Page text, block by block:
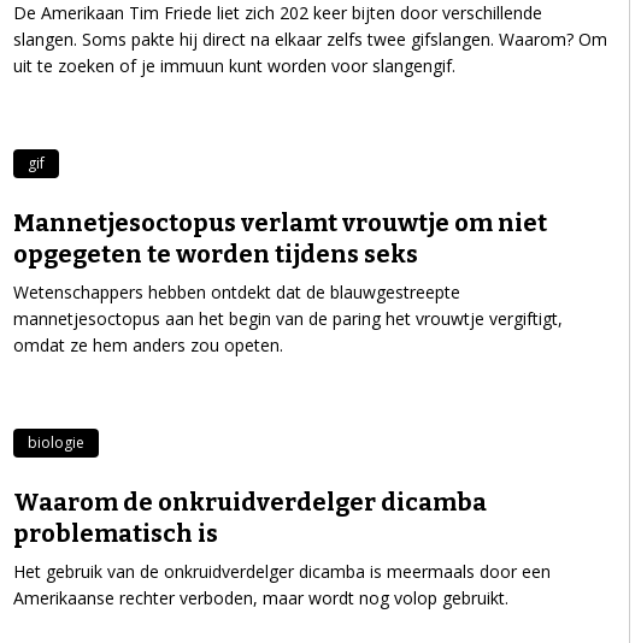
De Amerikaan Tim Friede liet zich 202 keer bijten door verschillende
slangen. Soms pakte hij direct na elkaar zelfs twee gifslangen. Waarom? Om
uit te zoeken of je immuun kunt worden voor slangengif.
gif
Mannetjesoctopus verlamt vrouwtje om niet
opgegeten te worden tijdens seks
Wetenschappers hebben ontdekt dat de blauwgestreepte
mannetjesoctopus aan het begin van de paring het vrouwtje vergiftigt,
omdat ze hem anders zou opeten.
biologie
Waarom de onkruidverdelger dicamba
problematisch is
Het gebruik van de onkruidverdelger dicamba is meermaals door een
Amerikaanse rechter verboden, maar wordt nog volop gebruikt.